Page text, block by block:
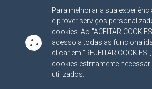
Para melhorar a sua
e prover serviços
cookies. Ao "ACEITAR
acesso a todas as
clicar em "REJEITAR
cookies estritamente
utilizados.
Campo Grande/MS
CEP: 79031-310
SIGA NOSSAS REDES SOCIAIS
Linked InYoutube
Facebook
X